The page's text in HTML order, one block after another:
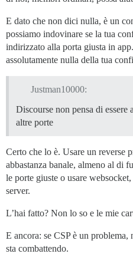
E dato che non dici nulla, è un
possiamo indovinare se la tua
indirizzato alla porta giusta in
assolutamente nulla della tua
Justman10000:
Discourse non pensa di essere
altre porte
Certo che lo è. Usare un reverse
abbastanza banale, almeno al di
le porte giuste o usare
server.
L’hai fatto? Non lo so e le mie
E ancora: se CSP è un
sta combattendo.